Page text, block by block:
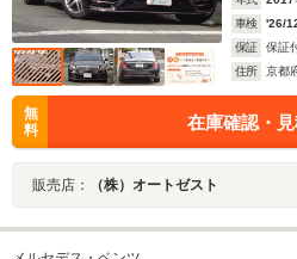
車検
'26/
保証
保証
住所
京都
無
料
在庫確認・
販売店： （株）オートゼスト